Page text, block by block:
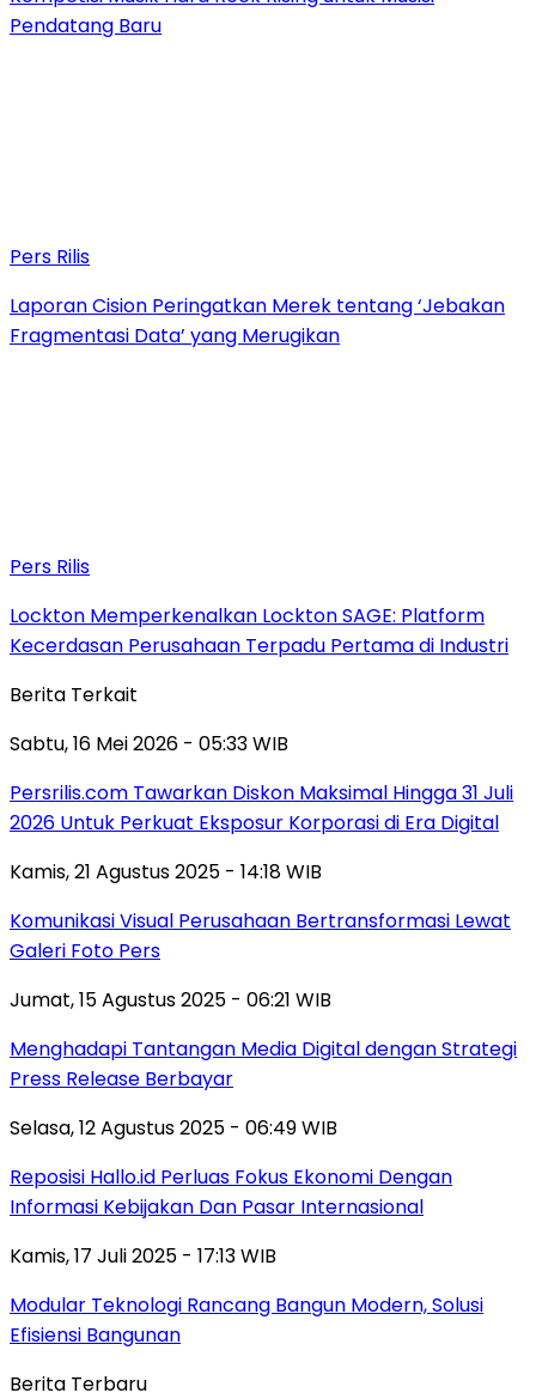
Pendatang Baru
Pers Rilis
Laporan Cision Peringatkan Merek tentang ‘Jebakan
Fragmentasi Data’ yang Merugikan
Pers Rilis
Lockton Memperkenalkan Lockton SAGE: Platform
Kecerdasan Perusahaan Terpadu Pertama di Industri
Berita Terkait
Sabtu, 16 Mei 2026 - 05:33 WIB
Persrilis.com Tawarkan Diskon Maksimal Hingga 31 Juli
2026 Untuk Perkuat Eksposur Korporasi di Era Digital
Kamis, 21 Agustus 2025 - 14:18 WIB
Komunikasi Visual Perusahaan Bertransformasi Lewat
Galeri Foto Pers
Jumat, 15 Agustus 2025 - 06:21 WIB
Menghadapi Tantangan Media Digital dengan Strategi
Press Release Berbayar
Selasa, 12 Agustus 2025 - 06:49 WIB
Reposisi Hallo.id Perluas Fokus Ekonomi Dengan
Informasi Kebijakan Dan Pasar Internasional
Kamis, 17 Juli 2025 - 17:13 WIB
Modular Teknologi Rancang Bangun Modern, Solusi
Efisiensi Bangunan
Berita Terbaru